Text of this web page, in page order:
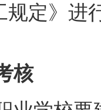
规定》进
核